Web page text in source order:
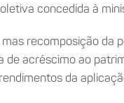
concedida à
recomposição da
acréscimo ao
da